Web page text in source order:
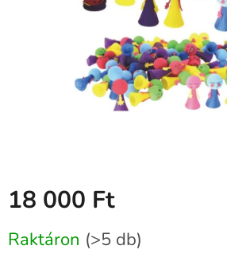
18 000 Ft
Raktáron (>5 db)